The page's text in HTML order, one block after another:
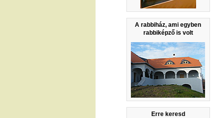
A rabbiház, ami egyben
rabbiképző is volt
Erre keresd